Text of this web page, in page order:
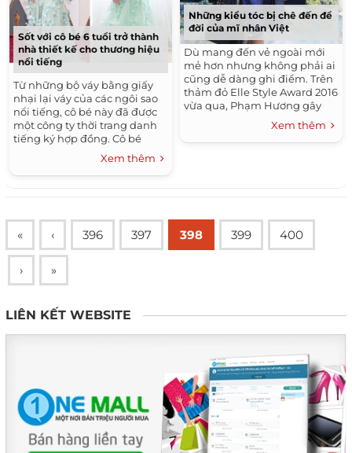
Sốt với cô bé 6 tuổi trở thành
nhà thiết kế cho thương hiệu
nổi tiếng
Từ những bộ váy bằng giấy
nhại lại váy của các ngôi sao
nổi tiếng, cô bé này đã được
một công ty thời trang danh
tiếng ký hợp đồng. Cô bé
Mayhem Keiser bắt đầu nổi
tiếng vào tháng 02/2014,...
Xem thêm
Những kiểu tóc bị chê đến để
đời của mĩ nhân Việt
Dù mang đến vẻ ngoài mới
mẻ hơn nhưng không phải ai
cũng dễ dàng ghi điểm. Trên
thảm đỏ Elle Style Award 2016
vừa qua, Phạm Hương gây
bất ngờ với vẻ ngoài đơn giản,
khác biệt. Đi kèm trang...
Xem thêm
« ‹ 396 397 398 399 400
› »
LIÊN KẾT WEBSITE